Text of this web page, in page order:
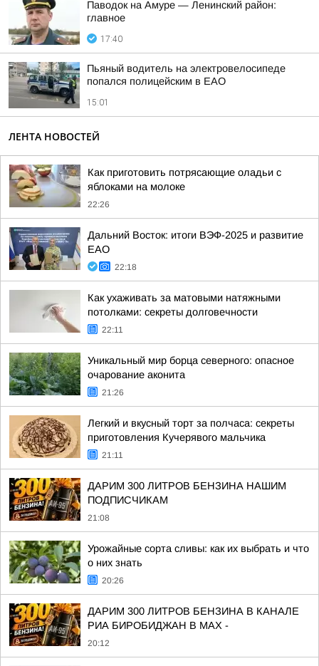
Паводок на Амуре — Ленинский район:
главное
17:40
Пьяный водитель на электровелосипеде
попался полицейским в ЕАО
15:01
ЛЕНТА НОВОСТЕЙ
Как приготовить потрясающие оладьи с
яблоками на молоке
22:26
Дальний Восток: итоги ВЭФ-2025 и развитие
ЕАО
22:18
Как ухаживать за матовыми натяжными
потолками: секреты долговечности
22:11
Уникальный мир борца северного: опасное
очарование аконита
21:26
Легкий и вкусный торт за полчаса: секреты
приготовления Кучерявого мальчика
21:11
ДАРИМ 300 ЛИТРОВ БЕНЗИНА НАШИМ
ПОДПИСЧИКАМ
21:08
Урожайные сорта сливы: как их выбрать и что
о них знать
20:26
ДАРИМ 300 ЛИТРОВ БЕНЗИНА В КАНАЛЕ
РИА БИРОБИДЖАН В МАХ -
20:12